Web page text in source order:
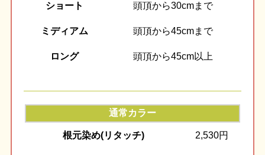
ショート 頭頂から30cmまで
ミディアム 頭頂から45cmまで
ロング 頭頂から45cm以上
通常カラー
根元染め(リタッチ) 2,530円